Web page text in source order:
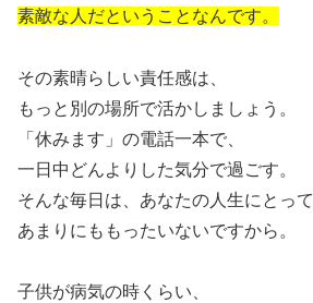
素敵な人だということなんです。
その素晴らしい責任感は、
もっと別の場所で活かしましょう。
「休みます」の電話一本で、
一日中どんよりした気分で過ごす。
そんな毎日は、あなたの人生にとって
あまりにももったいないですから。
子供が病気の時くらい、